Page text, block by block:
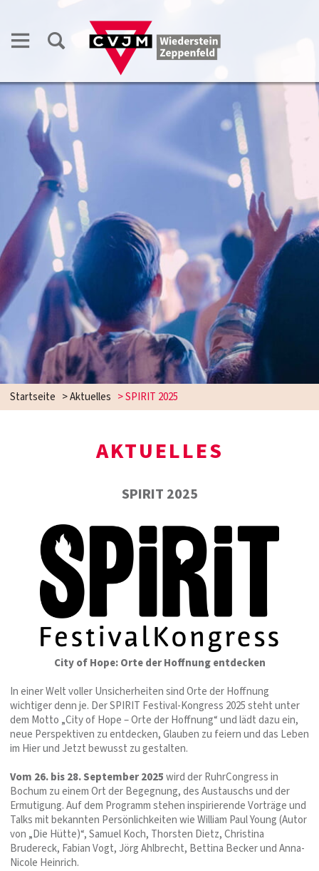
Startseite >Aktuelles >SPIRIT 2025
AKTUELLES
SPIRIT 2025
City of Hope: Orte der Hoffnung entdecken
In einer Welt voller Unsicherheiten sind Orte der Hoffnung
wichtiger denn je. Der SPIRIT Festival-Kongress 2025 steht unter
dem Motto „City of Hope – Orte der Hoffnung“ und lädt dazu ein,
neue Perspektiven zu entdecken, Glauben zu feiern und das Leben
im Hier und Jetzt bewusst zu gestalten.
Vom 26. bis 28. September 2025wird der RuhrCongress in
Bochum zu einem Ort der Begegnung, des Austauschs und der
Ermutigung. Auf dem Programm stehen inspirierende Vorträge und
Talks mit bekannten Persönlichkeiten wie William Paul Young (Autor
von „Die Hütte)“, Samuel Koch, Thorsten Dietz, Christina
Brudereck, Fabian Vogt, Jörg Ahlbrecht, Bettina Becker und Anna-
Nicole Heinrich.